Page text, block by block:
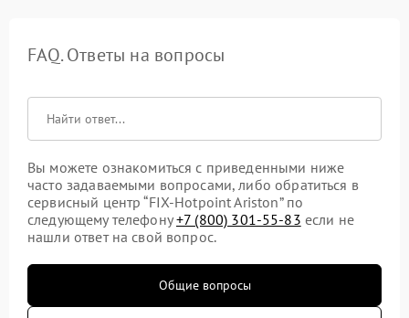
FAQ. Ответы на вопросы
Вы можете ознакомиться с приведенными ниже
часто задаваемыми вопросами, либо обратиться в
сервисный центр “FIX-Hotpoint Ariston” по
следующему телефону+7 (800) 301-55-83 если не
нашли ответ на свой вопрос.
Общие вопросы